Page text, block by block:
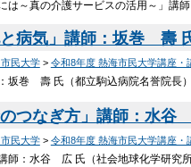
は～真の介護サービスの活用～」
病気」講師：坂巻 壽
民大学> 令和8年度 熱海市民大学講座・
坂巻 壽 氏（都立駒込病院名誉院
つなぎ方」講師：水
民大学> 令和8年度 熱海市民大学講座・
師：水谷 広 氏（社会地球化学研究